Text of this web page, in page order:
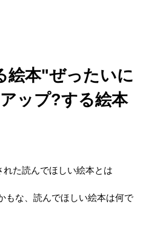
絵本"ぜったいに
ップ?する絵本
た読んでほしい絵本とは
もな、読んでほしい絵本は何で